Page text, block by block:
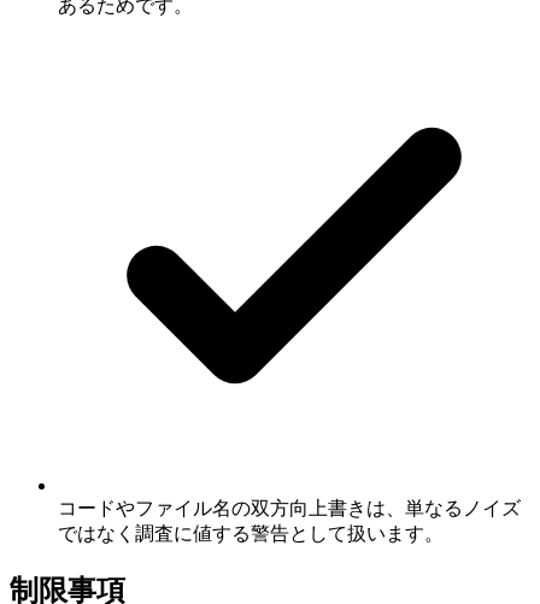
あるためです。
コードやファイル名の双方向上書きは、単なるノイズ
ではなく調査に値する警告として扱います。
制限事項